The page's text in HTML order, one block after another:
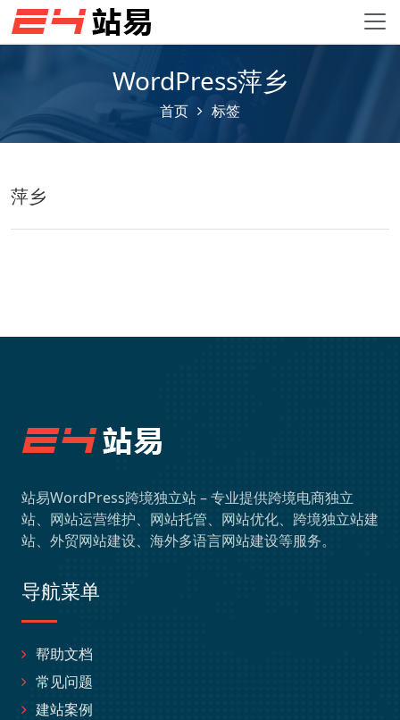
WordPress萍乡
首页 标签
萍乡
站易WordPress跨境独立站 – 专业提供跨境电商独立
站、网站运营维护、网站托管、网站优化、跨境独立站建
站、外贸网站建设、海外多语言网站建设等服务。
导航菜单
帮助文档
常见问题
建站案例